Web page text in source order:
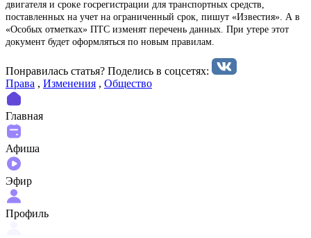
двигателя и сроке госрегистрации для транспортных средств,
поставленных на учет на ограниченный срок, пишут «Известия». А в
«Особых отметках» ПТС изменят перечень данных. При утере этот
документ будет оформляться по новым правилам.
Понравилась статья? Поделиcь в соцсетях:
Права , Изменения , Общество
Главная
Афиша
Эфир
Профиль